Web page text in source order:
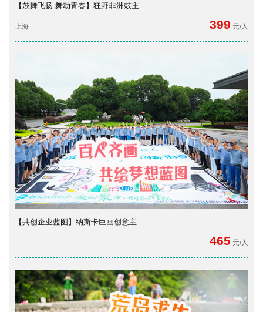
【鼓舞飞扬 舞动青春】狂野非洲鼓主...
上海 399 元/人
【共创企业蓝图】纳斯卡巨画创意主...
465 元/人